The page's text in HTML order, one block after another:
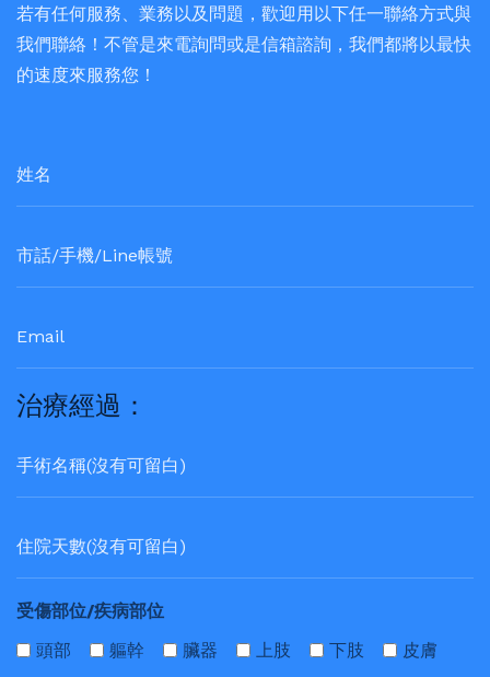
若有任何服務、業務以及問題，歡迎用以下任一聯絡方式與
我們聯絡！不管是來電詢問或是信箱諮詢，我們都將以最快
的速度來服務您！
治療經過：
受傷部位/疾病部位
頭部
軀幹 臟器 上肢 下肢 皮膚